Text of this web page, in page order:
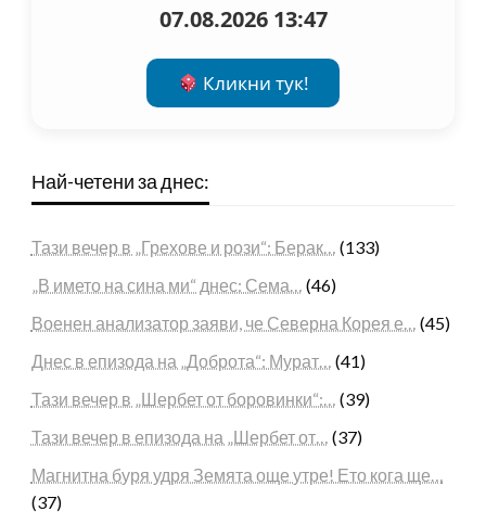
07.08.2026 13:47
Кликни тук!
Най-четени за днес:
Тази вечер в „Грехове и рози“: Берак… (133)
„В името на сина ми“ днес: Сема… (46)
Военен анализатор заяви, че Северна Корея е… (45)
Днес в епизода на „Доброта“: Мурат… (41)
Тази вечер в „Шербет от боровинки“:… (39)
Тази вечер в епизода на „Шербет от… (37)
Магнитна буря удря Земята още утре! Ето кога ще…
(37)